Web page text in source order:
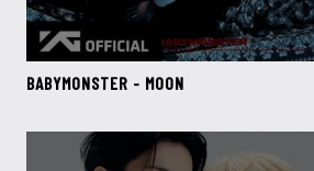
BABYMONSTER - MOON